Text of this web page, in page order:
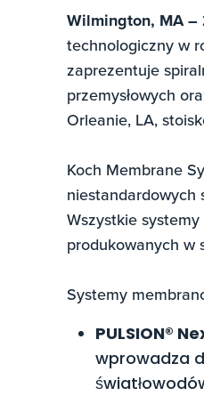
Wilmington, MA
technologiczny w
zaprezentuje
przemysłowych
Orleanie, LA,
Koch Membrane
niestandardowych
Wszystkie
produkowanych w
Systemy
PULSION®
wprowadza